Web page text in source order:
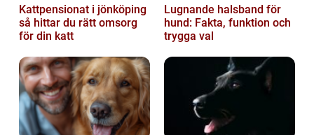
Kattpensionat i jönköping
så hittar du rätt omsorg
för din katt
Lugnande halsband för
hund: Fakta, funktion och
trygga val